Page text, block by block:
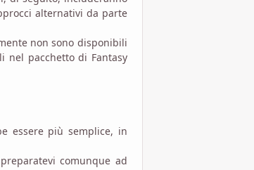
alternativi da parte
non sono disponibili
pacchetto di Fantasy
essere più semplice, in
comunque ad